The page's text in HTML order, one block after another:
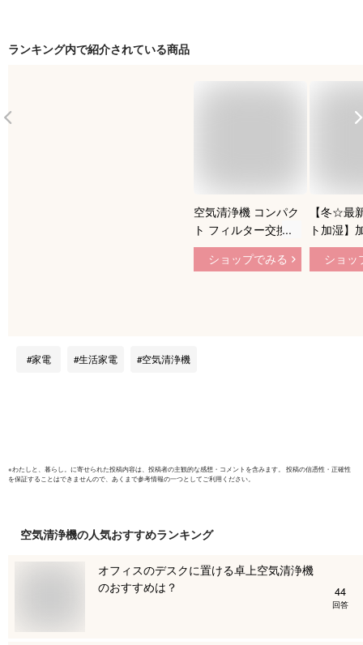
ランキング内で紹介されている商品
空気清浄機 コンパク
ト フィルター交換不
要 光触媒 スマートAI
空気清浄機 YFLife
ショップでみる
【冬☆最
ト加湿】
量 8L UV
設定 空
ショッ
家電 生活家電 空気清浄機
※わたしと、暮らし。 に寄せられた投稿内容は、投稿者の主観的な感想・コメントを含みます。 投稿の信憑性・正確性
を保証することはできませんので、あくまで参考情報の一つとしてご利用ください。
空気清浄機の人気おすすめランキング
オフィスのデスクに置ける卓上空気清浄機
のおすすめは？
44
回答